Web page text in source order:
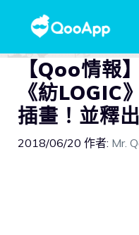
【Qoo情報
《紡LOGIC
插畫！並釋
2018/06/20 作者: Mr.